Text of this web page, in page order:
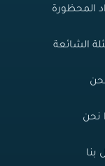
المحظورة
الشائعة
نحن
بنا